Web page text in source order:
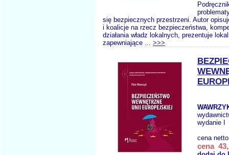
się bezpiecznych przestrzeni. Autor
i koalicje na rzecz bezpieczeństwa,
działania władz lokalnych, prezentuje
zapewniające ... >>>
wydanie I
cena
cena